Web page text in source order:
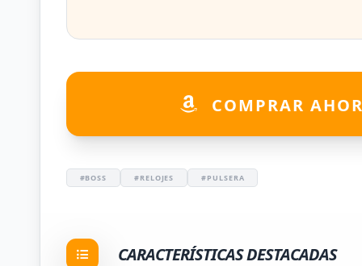
COMPRAR
#BOSS #RELOJES #PULSERA
CARACTERÍSTICAS DESTACADAS